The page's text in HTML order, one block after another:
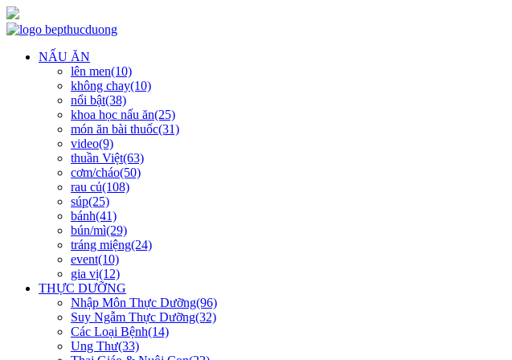
NẤU ĂN
lên men(10)
không chay(10)
nổi bật(38)
khoa học nấu ăn(25)
món ăn bài thuốc(31)
video(9)
thuần Việt(63)
cơm/cháo(50)
rau củ(108)
súp(25)
bánh(41)
bún/mì(29)
tráng miệng(24)
event(10)
gia vị(12)
THỰC DƯỠNG
Nhập Môn Thực Dưỡng(96)
Suy Ngẫm Thực Dưỡng(32)
Các Loại Bệnh(14)
Ung Thư(33)